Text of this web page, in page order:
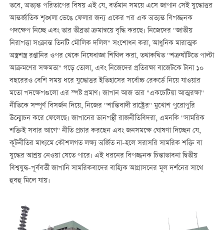
তবে, অত্যন্ত পরিতাপের বিষয় এই যে, বর্তমান সময়ে এসে জাপান সেই যুদ্ধোত্তর
আন্তর্জাতিক শৃঙ্খলা ভেঙে ফেলার জন্য একের পর এক অত্যন্ত বিপজ্জনক
পদক্ষেপ নিচ্ছে এবং তার তীব্রতা ক্রমান্বয়ে বৃদ্ধি করছে। নিজেদের "জাতীয়
নিরাপত্তা সংক্রান্ত তিনটি মৌলিক দলিল" সংশোধন করা, আধুনিক মারাত্মক
অস্ত্রশস্ত্র রপ্তানির ওপর থেকে নিষেধাজ্ঞা শিথিল করা, তথাকথিত "শত্রু ঘাঁটিতে পাল্টা
আক্রমণের সক্ষমতা" গড়ে তোলা, এবং নিজেদের প্রতিরক্ষা বাজেটকে টানা ১০
বছরেরও বেশি সময় ধরে যুদ্ধোত্তর ইতিহাসের সর্বোচ্চ রেকর্ডে নিয়ে যাওয়ার
মতো পদক্ষেপগুলো এর স্পষ্ট প্রমাণ। জাপান আজ তার "একচেটিয়া আত্মরক্ষা"
নীতিকে সম্পূর্ণ বিসর্জন দিয়ে, নিজের "শান্তিবাদী রাষ্ট্রের" মুখোশ পুরোপুরি
উন্মোচন করে ফেলেছে। জাপানের ডানপন্থী রাজনীতিবিদরা, এমনকি "সামরিক
শক্তিই সবার আগে" নীতি প্রচার করছেন এবং জনসমক্ষে ঘোষণা দিচ্ছেন যে,
কূটনীতির মাধ্যমে কৌশলগত লক্ষ্য অর্জিত না-হলে সরাসরি সামরিক শক্তি বা
যুদ্ধের আশ্রয় নেওয়া যেতে পারে। এই ধরনের বিপজ্জনক চিন্তাভাবনা দ্বিতীয়
বিশ্বযুদ্ধ-পূর্ববর্তী জাপানি সামরিকবাদের বাহ্যিক আগ্রাসনের মূল দর্শনের সাথে
হুবহু মিলে যায়।